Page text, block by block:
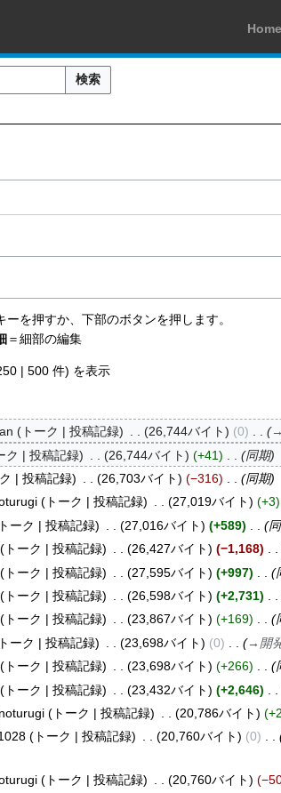
Home
検索
を押すか、下部のボタンを押します。
＝細部の編集
| 500 件) を表示
トーク 投稿記録 26,744バイト 0 →
ク 投稿記録 26,744バイト +41
同期
投稿記録 26,703バイト −316
同期
トーク 投稿記録 27,019バイト +3
ーク 投稿記録 27,016バイト +589
トーク 投稿記録 26,427バイト −1,168
トーク 投稿記録 27,595バイト +997
トーク 投稿記録 26,598バイト +2,731
トーク 投稿記録 23,867バイト +169
ーク 投稿記録 23,698バイト 0 → 開
トーク 投稿記録 23,698バイト +266
トーク 投稿記録 23,432バイト +2,646
トーク 投稿記録 20,786バイト
トーク 投稿記録 20,760バイト 0
トーク 投稿記録 20,760バイト